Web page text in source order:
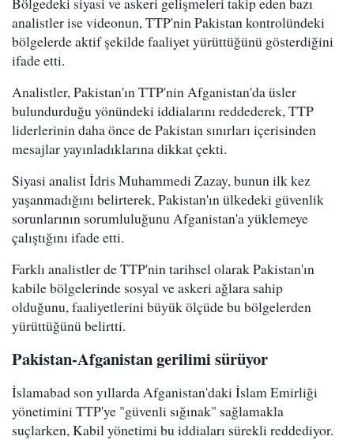
analistler ise videonun, TTP'nin Pakistan kontrolündeki
bölgelerde aktif şekilde faaliyet yürüttüğünü gösterdiğini
ifade etti.
Analistler, Pakistan'ın TTP'nin Afganistan'da üsler
bulundurduğu yönündeki iddialarını reddederek, TTP
liderlerinin daha önce de Pakistan sınırları içerisinden
mesajlar yayınladıklarına dikkat çekti.
Siyasi analist İdris Muhammedi Zazay, bunun ilk kez
yaşanmadığını belirterek, Pakistan'ın ülkedeki güvenlik
sorunlarının sorumluluğunu Afganistan'a yüklemeye
çalıştığını ifade etti.
Farklı analistler de TTP'nin tarihsel olarak Pakistan'ın
kabile bölgelerinde sosyal ve askeri ağlara sahip
olduğunu, faaliyetlerini büyük ölçüde bu bölgelerden
yürüttüğünü belirtti.
Pakistan-Afganistan gerilimi sürüyor
İslamabad son yıllarda Afganistan'daki İslam Emirliği
yönetimini TTP'ye "güvenli sığınak" sağlamakla
suçlarken, Kabil yönetimi bu iddiaları sürekli reddediyor.